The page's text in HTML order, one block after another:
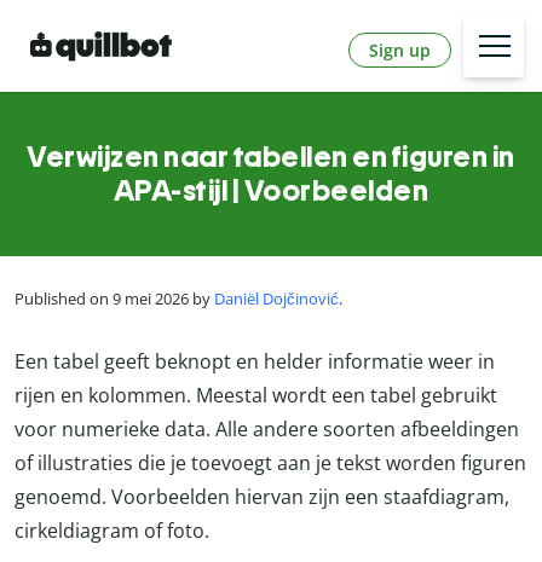
Sign up
Verwijzen naar tabellen en figuren in
APA-stijl | Voorbeelden
Published on 9 mei 2026 by Daniël Dojčinović.
Een tabel geeft beknopt en helder informatie weer in
rijen en kolommen. Meestal wordt een tabel gebruikt
voor numerieke data. Alle andere soorten afbeeldingen
of illustraties die je toevoegt aan je tekst worden figuren
genoemd. Voorbeelden hiervan zijn een staafdiagram,
cirkeldiagram of foto.